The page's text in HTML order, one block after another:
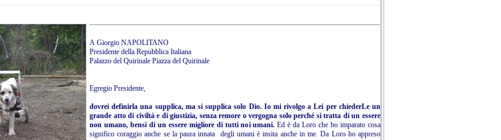
A Giorgio NAPOLITANO
Presidente della Repubblica Italiana
Palazzo del Quirinale Piazza del Quirinale
Egregio Presidente,
dovrei definirla una supplica, ma si supplica solo Dio. Io mi rivolgo a Lei per chiederLe un
grande atto di civiltà e di giustizia, senza remore o vergogna solo perché si tratta di un essere
non umano, bensì di un essere migliore di tutti noi umani.Ed è da Loro che ho imparato cosa
significo coraggio anche se la paura innata degli umani è insita anche in me. Da Loro ho appreso